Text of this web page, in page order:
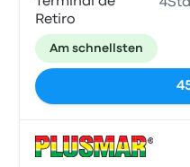
Retiro
Am schnellsten